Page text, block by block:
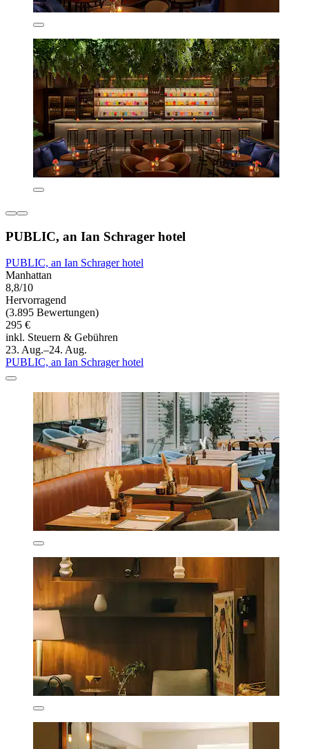
PUBLIC, an Ian Schrager hotel
PUBLIC, an Ian Schrager hotel
Manhattan
8,8/10
Hervorragend
(3.895 Bewertungen)
295 €
inkl. Steuern & Gebühren
23. Aug.–24. Aug.
PUBLIC, an Ian Schrager hotel